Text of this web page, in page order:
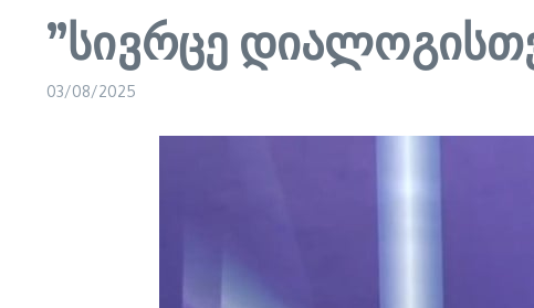
”სივრცე
03/08/2025